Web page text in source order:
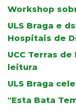
Workshop
ULS Braga e
Hospitais de
UCC Terras
leitura
ULS Braga
"Esta Bata